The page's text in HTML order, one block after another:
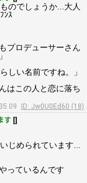
のでしょうか...大人
ﾝｽ
プロデューサーさん
しい名前ですね。」
はこの人と恋に落ち
ID: Jw0U0Ed60 (18)
す []
じめられています...
っているんです